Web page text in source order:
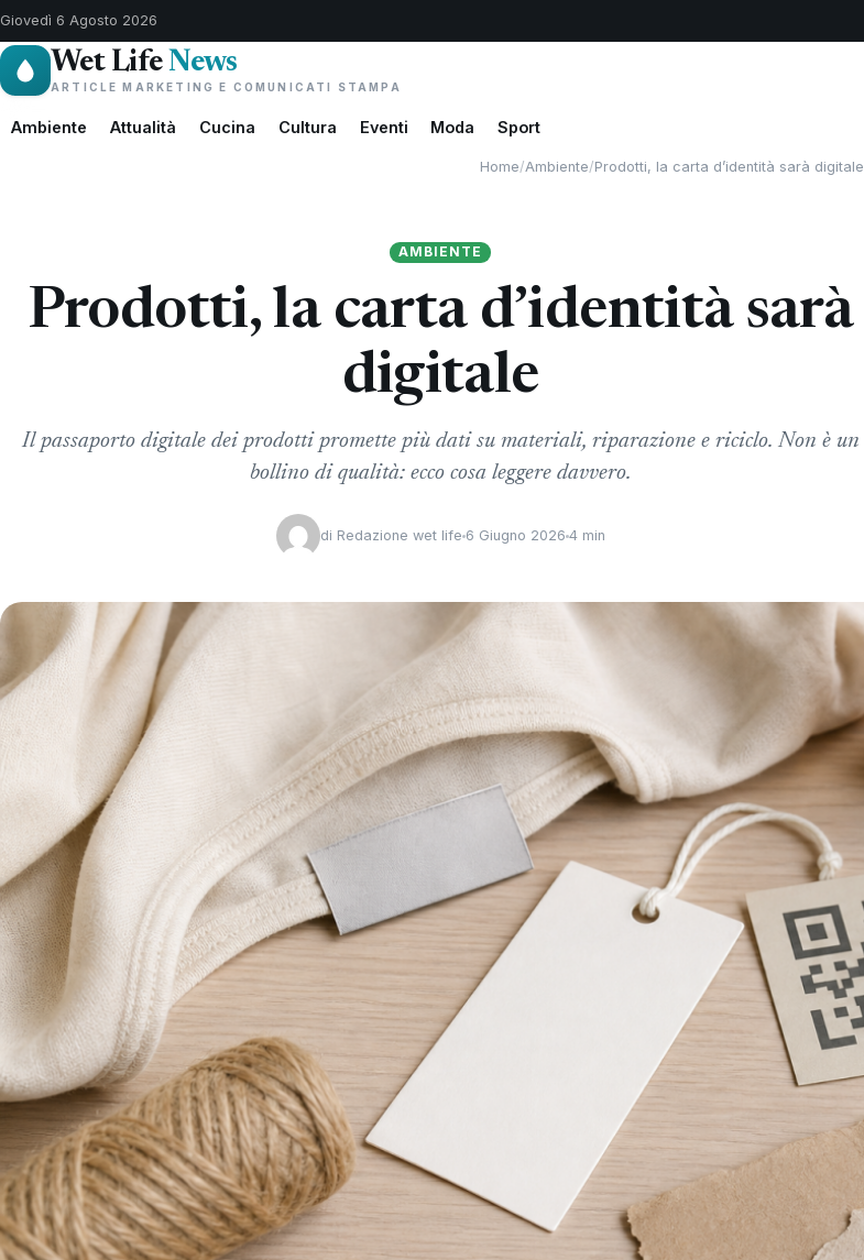
Giovedì 6 Agosto 2026
Wet LifeNews
ARTICLE MARKETING E COMUNICATI STAMPA
Ambiente Attualità Cucina Cultura Eventi Moda Sport
Home/Ambiente/Prodotti, la carta d’identità sarà digitale
AMBIENTE
Prodotti, la carta d’identità sarà
digitale
Il passaporto digitale dei prodotti promette più dati su materiali, riparazione e riciclo. Non è un
bollino di qualità: ecco cosa leggere davvero.
di Redazione wet life 6 Giugno 2026 4 min